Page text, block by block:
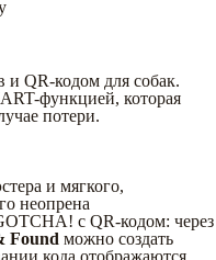
QR-кодом для собак.
функцией, которая
потери.
и мягкого,
неопрена
с QR-кодом: через
Found можно создать
кода отображаются